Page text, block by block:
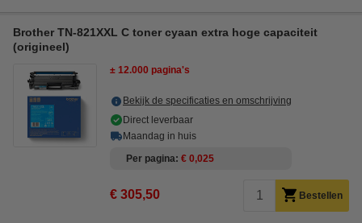
Brother TN-821XXL C toner cyaan extra hoge capaciteit
(origineel)
± 12.000 pagina's
Bekijk de specificaties en omschrijving
Direct leverbaar
Maandag in huis
Per pagina € 0,025
€ 305,50 Bestellen